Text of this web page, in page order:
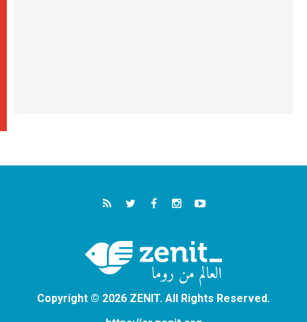
Copyright © 2026 ZENIT. All Rights Reserved.